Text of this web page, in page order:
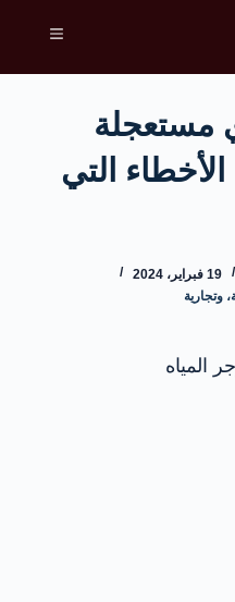
مستعجلة
التي
19 فبراير، 2024
وتجارية